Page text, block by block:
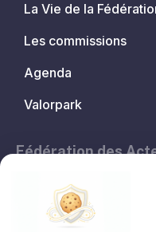
La Vie de la
Les commissions
Agenda
Valorpark
Fédération des
11, avenue de l'Opéra -